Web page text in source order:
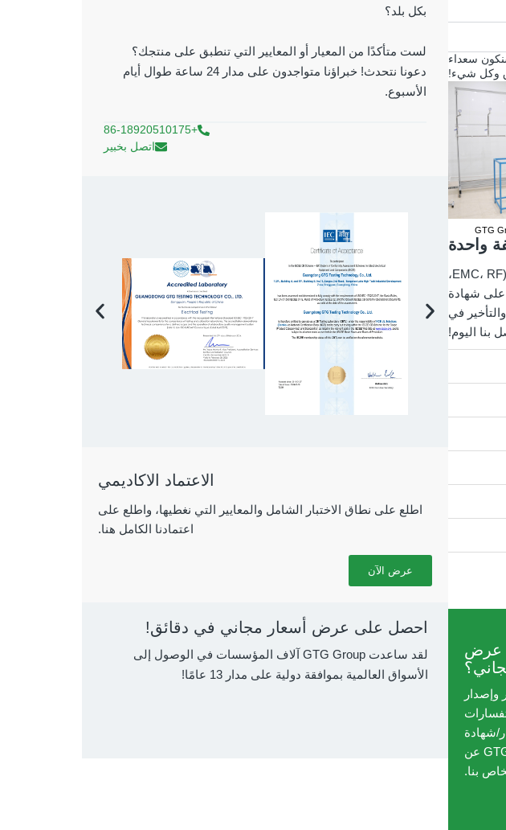
سعداء
وكل شيء!
GTG
من خلال العمل مع GTG Group، سوف تستمتع بسهولة إكمال جميع الاختبارات الخاصة بك (EMC، RF،
على شهادة
في
بنا اليوم!
عرض
وإصدار
شهادة
الامتثال. تحدث إلى أحد خبراء GTG Group عن
بنا.
بكل بلد؟
لست متأكدًا من المعيار أو المعايير التي تنطبق على منتجك؟
دعونا نتحدث! خبراؤنا متواجدون على مدار 24 ساعة طوال أيام
الأسبوع.
+86-18920510175
اتصل بخبير
الاعتماد الاكاديمي
اطلع على نطاق الاختبار الشامل والمعايير التي نغطيها، واطلع على
اعتمادنا الكامل هنا.
عرض الآن
احصل على عرض أسعار مجاني في دقائق!
لقد ساعدت GTG Group آلاف المؤسسات في الوصول إلى
الأسواق العالمية بموافقة دولية على مدار 13 عامًا!